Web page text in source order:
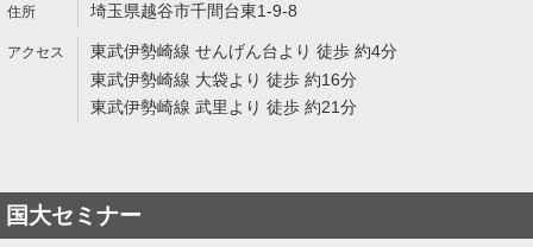
埼玉県越谷市千間台東1-9-8
東武伊勢崎線 せんげん台より 徒歩 約4分
東武伊勢崎線 大袋より 徒歩 約16分
東武伊勢崎線 武里より 徒歩 約21分
国大セミナー